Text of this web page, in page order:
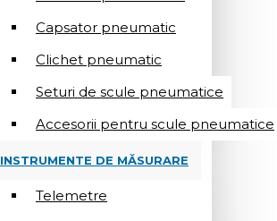
Capsator pneumatic
Clichet pneumatic
Seturi de scule pneumatice
Accesorii pentru scule pneumatice
INSTRUMENTE DE MĂSURARE
Telemetre